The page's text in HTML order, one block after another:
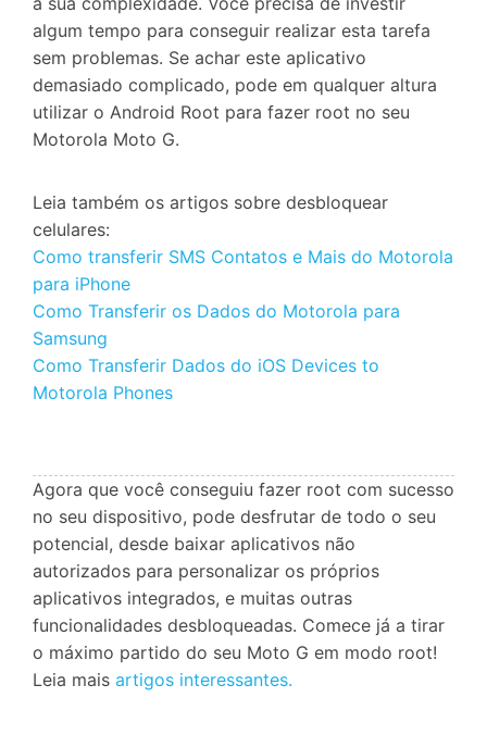
algum tempo para conseguir realizar esta tarefa
sem problemas. Se achar este aplicativo
demasiado complicado, pode em qualquer altura
utilizar o Android Root para fazer root no seu
Motorola Moto G.
Leia também os artigos sobre desbloquear
celulares:
Como transferir SMS Contatos e Mais do Motorola
para iPhone
Como Transferir os Dados do Motorola para
Samsung
Como Transferir Dados do iOS Devices to
Motorola Phones
Agora que você conseguiu fazer root com sucesso
no seu dispositivo, pode desfrutar de todo o seu
potencial, desde baixar aplicativos não
autorizados para personalizar os próprios
aplicativos integrados, e muitas outras
funcionalidades desbloqueadas. Comece já a tirar
o máximo partido do seu Moto G em modo root!
Leia mais artigos interessantes.